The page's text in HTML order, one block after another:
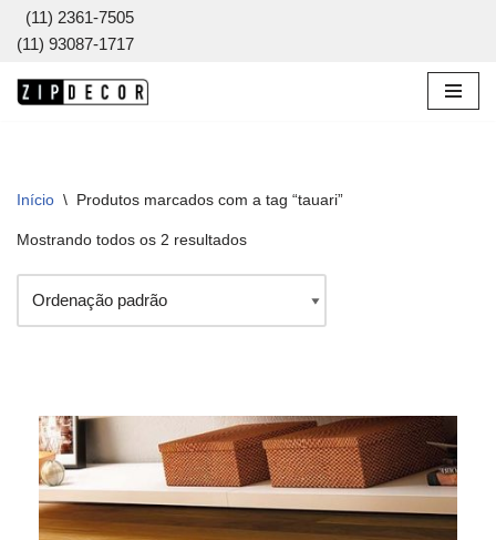
Pular
para
(11) 2361-7505
(11) 93087-1717
Início \ Produtos marcados com a tag “tauari”
Mostrando todos os 2 resultados